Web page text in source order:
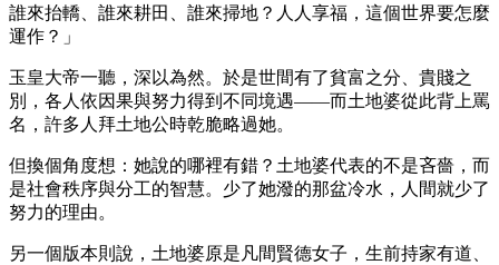
誰來抬轎、誰來耕田、誰來掃地？人人享福，這個世界要怎麼
運作？」
玉皇大帝一聽，深以為然。於是世間有了貧富之分、貴賤之
別，各人依因果與努力得到不同境遇——而土地婆從此背上罵
名，許多人拜土地公時乾脆略過她。
但換個角度想：她說的哪裡有錯？土地婆代表的不是吝嗇，而
是社會秩序與分工的智慧。少了她潑的那盆冷水，人間就少了
努力的理由。
另一個版本則說，土地婆原是凡間賢德女子，生前持家有道、